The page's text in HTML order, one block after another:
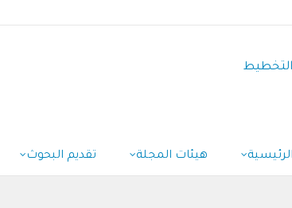
الرئيسية هيئات المجلة تقديم البحوث